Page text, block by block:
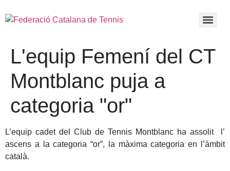
L'equip Femení del CT
Montblanc puja a
categoria "or"
L’equip cadet del Club de Tennis Montblanc ha assolit l’
ascens a la categoria “or”, la màxima categoria en l’àmbit
català.